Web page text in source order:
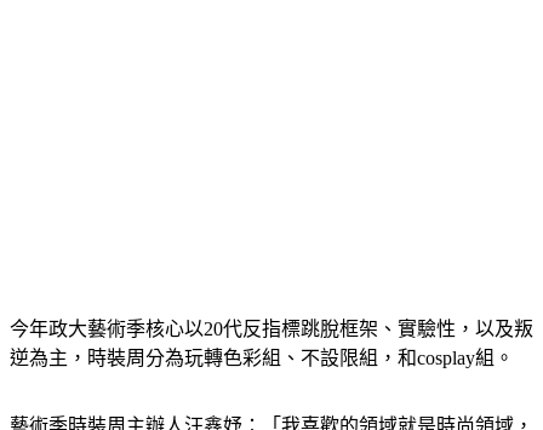
今年政大藝術季核心以20代反指標跳脫框架、實驗性，以及叛